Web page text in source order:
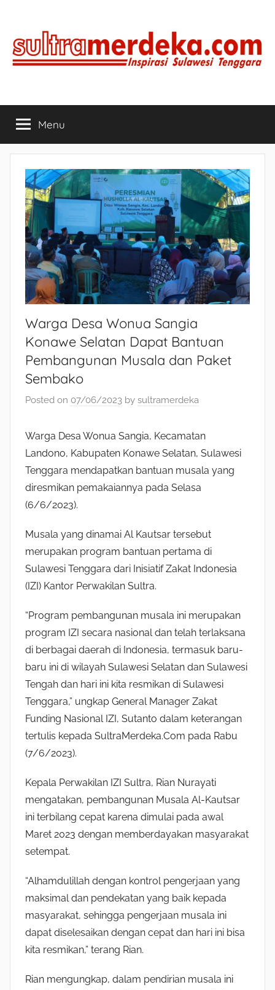
content
SULTRAMERDEKA.COM
TenggaraMenu
Warga Desa Wonua Sangia
Konawe Selatan Dapat Bantuan
Pembangunan Musala dan Paket
Sembako
Posted on 07/06/2023 by sultramerdeka
Warga Desa Wonua Sangia, Kecamatan
Landono, Kabupaten Konawe Selatan, Sulawesi
Tenggara mendapatkan bantuan musala yang
diresmikan pemakaiannya pada Selasa
(6/6/2023).
Musala yang dinamai Al Kautsar tersebut
merupakan program bantuan pertama di
Sulawesi Tenggara dari Inisiatif Zakat Indonesia
(IZI) Kantor Perwakilan Sultra.
“Program pembangunan musala ini merupakan
program IZI secara nasional dan telah terlaksana
di berbagai daerah di Indonesia, termasuk baru-
baru ini di wilayah Sulawesi Selatan dan Sulawesi
Tengah dan hari ini kita resmikan di Sulawesi
Tenggara,” ungkap General Manager Zakat
Funding Nasional IZI, Sutanto dalam keterangan
tertulis kepada SultraMerdeka.Com pada Rabu
(7/6/2023).
Kepala Perwakilan IZI Sultra, Rian Nurayati
mengatakan, pembangunan Musala Al-Kautsar
ini terbilang cepat karena dimulai pada awal
Maret 2023 dengan memberdayakan masyarakat
setempat.
“Alhamdulillah dengan kontrol pengerjaan yang
maksimal dan pendekatan yang baik kepada
masyarakat, sehingga pengerjaan musala ini
dapat diselesaikan dengan cepat dan hari ini bisa
kita resmikan,” terang Rian.
Rian mengungkap, dalam pendirian musala ini